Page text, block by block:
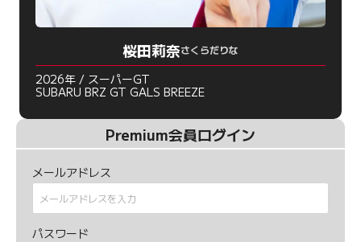
桜田莉奈さくらだりな
2026年 / スーパーGT
SUBARU BRZ GT GALS BREEZE
Premium会員ログイン
メールアドレス
パスワード